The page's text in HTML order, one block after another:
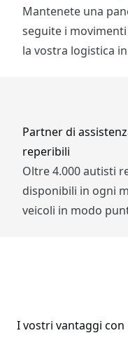
Mantenete una
seguite i
la vostra logistica
Partner di
reperibili
Oltre 4.000 autisti
disponibili in ogni
veicoli in modo
I vostri vantaggi con